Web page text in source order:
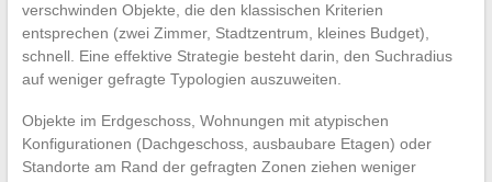
verschwinden Objekte, die den klassischen Kriterien
entsprechen (zwei Zimmer, Stadtzentrum, kleines Budget),
schnell. Eine effektive Strategie besteht darin, den Suchradius
auf weniger gefragte Typologien auszuweiten.
Objekte im Erdgeschoss, Wohnungen mit atypischen
Konfigurationen (Dachgeschoss, ausbaubare Etagen) oder
Standorte am Rand der gefragten Zonen ziehen weniger